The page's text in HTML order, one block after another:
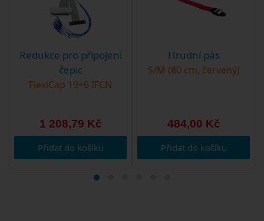
Redukce pro připojení
čepic
FlexiCap 19+6 IFCN
1 208,79 Kč
Přidat do košíku
Hrudní pás
S/M (80 cm, červený)
484,00 Kč
Přidat do košíku